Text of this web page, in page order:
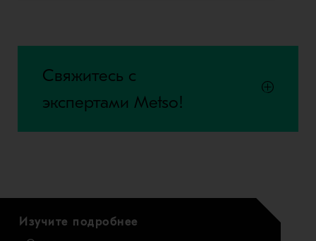
Свяжитесь с
экспертами Metso!
Изучите подробнее